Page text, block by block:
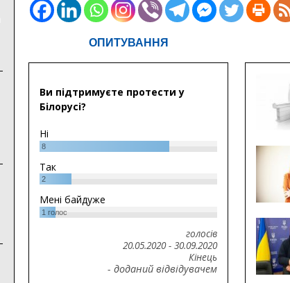
ОПИТУВАННЯ
Ви підтримуєте протести у
Білорусі?
Ні
8
Так
2
Мені байдуже
1голос
голосів
20.05.2020- 30.09.2020
Кінець
- доданий відвідувачем